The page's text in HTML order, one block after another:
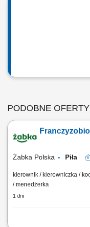
PODOBNE OFERTY
Żabka Polska Piła
kierownik / kierowniczka /
/ menedżerka
1 dni